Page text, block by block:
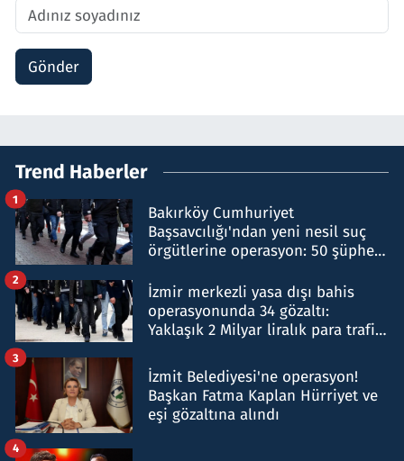
Gönder
Trend Haberler
Bakırköy Cumhuriyet
Başsavcılığı'ndan yeni nesil suç
örgütlerine operasyon: 50 şüpheli
1
İzmir merkezli yasa dışı bahis
operasyonunda 34 gözaltı:
Yaklaşık 2 Milyar liralık para trafiği
2
İzmit Belediyesi'ne operasyon!
Başkan Fatma Kaplan Hürriyet ve
eşi gözaltına alındı
3
4